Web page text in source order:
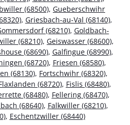
(68500), Gueberschwihr
, Griesbach-au-Val (68140),
(68210), Goldbach-
(68210), Geiswasser (68600),
(68690), Galfingue (68990),
(68720), Friesen (68580),
(68130), Fortschwihr (68320),
(68720), Fislis (68480),
(68480), Fellering (68470),
(68640), Falkwiller (68210),
, Eschentzwiller (68440)